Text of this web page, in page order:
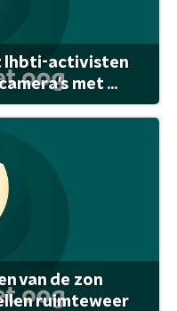
lhbti-activisten
met ...
van de zon
ruimteweer